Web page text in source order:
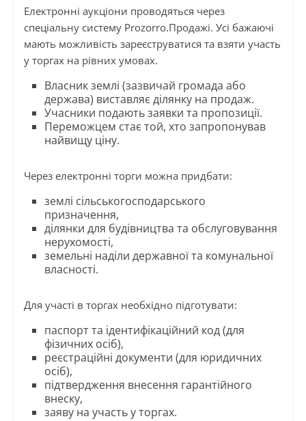
Електронні аукціони проводяться через
спеціальну систему Prozorro.Продажі. Усі бажаючі
мають можливість зареєструватися та взяти участь
у торгах на рівних умовах.
Власник землі (зазвичай громада або
держава) виставляє ділянку на продаж.
Учасники подають заявки та пропозиції.
Переможцем стає той, хто запропонував
найвищу ціну.
Через електронні торги можна придбати:
землі сільськогосподарського
призначення,
ділянки для будівництва та обслуговування
нерухомості,
земельні наділи державної та комунальної
власності.
Для участі в торгах необхідно підготувати:
паспорт та ідентифікаційний код (для
фізичних осіб),
реєстраційні документи (для юридичних
осіб),
підтвердження внесення гарантійного
внеску,
заяву на участь у торгах.